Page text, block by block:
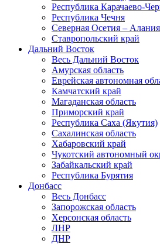
Республика Карачаево-
Республика Чечня
Северная Осетия – Алания
Ставропольский край
Дальний Восток
Весь Дальний Восток
Амурская область
Еврейская автономная
Камчатский край
Магаданская область
Приморский край
Республика Саха (Якутия)
Сахалинская область
Хабаровский край
Чукотский автономный
Забайкальский край
Республика Бурятия
Донбасс
Весь Донбасс
Запорожская область
Херсонская область
ЛНР
ДНР